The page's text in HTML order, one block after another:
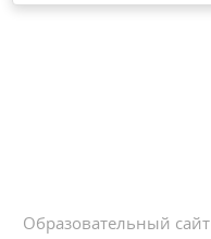
Образовательный сайт